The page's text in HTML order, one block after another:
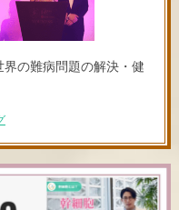
の難病問題の解決・健